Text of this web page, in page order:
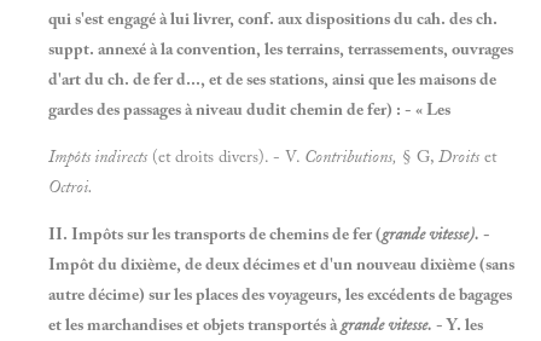
qui s'est engagé à lui livrer, conf. aux dispositions du cah. des ch.
suppt. annexé à la convention, les terrains, terrassements, ouvrages
d'art du ch. de fer d..., et de ses stations, ainsi que les maisons de
gardes des passages à niveau dudit chemin de fer) : - « Les
Impôts indirects (et droits divers). - V. Contributions, § G, Droits et
Octroi.
II. Impôts sur les transports dechemins de fer (grande vitesse). -
Impôt du dixième, de deux décimes et d'un nouveau dixième (sans
autre décime) sur les places des voyageurs, les excédents de bagages
et les marchandises et objets transportés àgrande vitesse. - Y. les